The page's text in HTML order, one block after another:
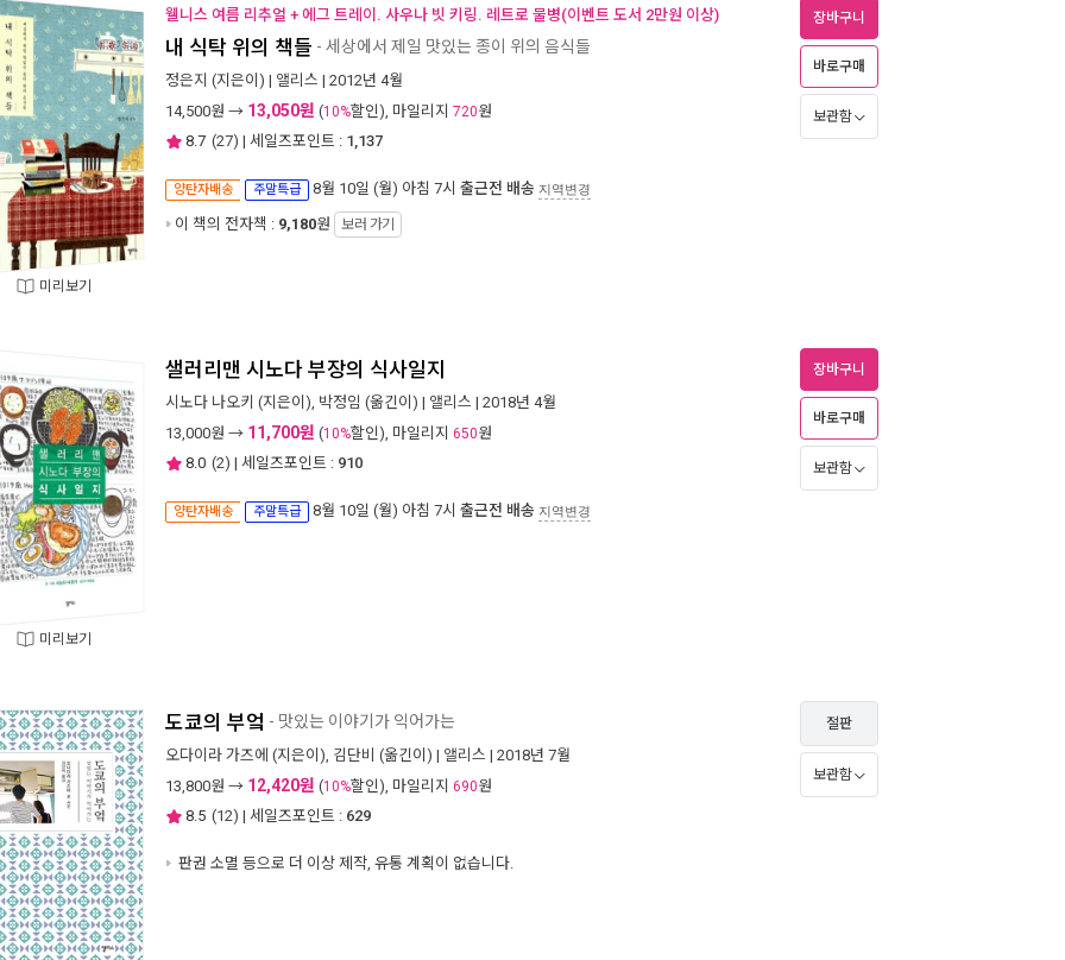
미리보기
웰니스 여름 리추얼 + 에그 트레이. 사우나 빗 키링. 레트로 물병(이벤트 도서 2만원 이상)
내 식탁 위의 책들 - 세상에서 제일 맛있는 종이 위의 음식들
정은지 (지은이) | 앨리스 | 2012년 4월
14,500원 → 13,050원 (10%할인), 마일리지 720원
8.7 (27) | 세일즈포인트 : 1,137
양탄자배송 주말특급 8월 10일 (월) 아침 7시 출근전 배송 지역변경
이 책의 전자책 : 9,180원 보러 가기
장바구니
바로구매
보관함
미리보기
샐러리맨 시노다 부장의 식사일지
시노다 나오키 (지은이), 박정임 (옮긴이) | 앨리스 | 2018년 4월
13,000원 → 11,700원 (10%할인), 마일리지 650원
8.0 (2) | 세일즈포인트 : 910
양탄자배송 주말특급 8월 10일 (월) 아침 7시 출근전 배송 지역변경
장바구니
바로구매
보관함
도쿄의 부엌 - 맛있는 이야기가 익어가는
오다이라 가즈에 (지은이), 김단비 (옮긴이) | 앨리스 | 2018년 7월
13,800원 → 12,420원 (10%할인), 마일리지 690원
8.5 (12) | 세일즈포인트 : 629
판권 소멸 등으로 더 이상 제작, 유통 계획이 없습니다.
절판
보관함